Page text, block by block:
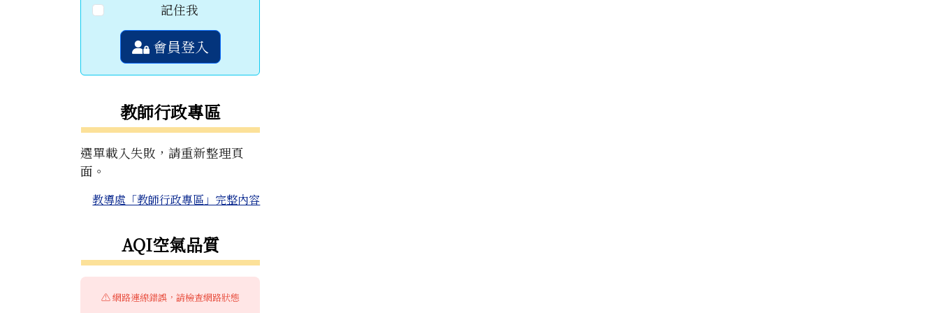
記住我
會員登入
教師行政專區
選單載入失敗，請重新整理頁
面。
教導處「教師行政專區」完整內容
右邊區域內容
AQI空氣品質
⚠️ 網路連線錯誤，請檢查網路狀態